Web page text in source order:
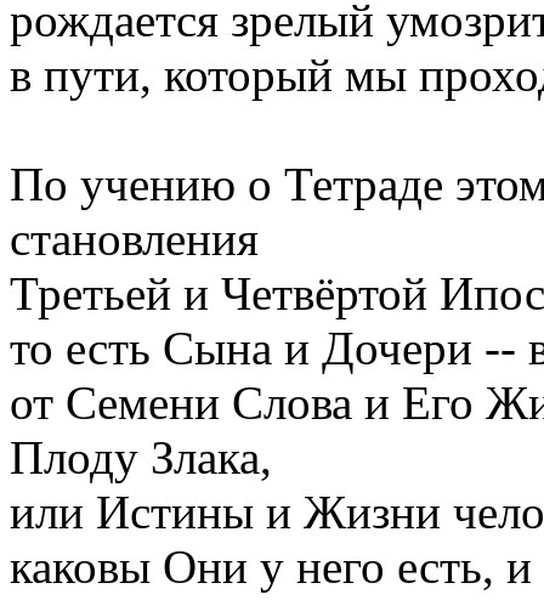
рождается зрелый
в пути, который мы
По учению о Тетраде
становления
Третьей и Четвёртой
то есть Сына и Дочери --
от Семени Слова и Его
Плоду Злака,
или Истины и Жизни
каковы Они у него есть,